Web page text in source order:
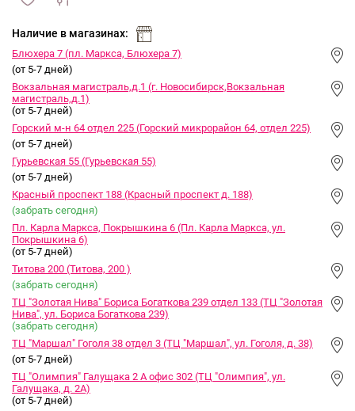
и
Наличие в магазинах:
Блюхера 7 (пл. Маркса, Блюхера 7)
(от 5-7 дней)
Вокзальная магистраль,д.1 (г. Новосибирск,Вокзальная
магистраль,д.1)
(от 5-7 дней)
Горский м-н 64 отдел 225 (Горский микрорайон 64, отдел 225)
(от 5-7 дней)
Гурьевская 55 (Гурьевская 55)
(от 5-7 дней)
Красный проспект 188 (Красный проспект д. 188)
(забрать сегодня)
Пл. Карла Маркса, Покрышкина 6 (Пл. Карла Маркса, ул.
Покрышкина 6)
(от 5-7 дней)
Титова 200 (Титова, 200 )
(забрать сегодня)
ТЦ "Золотая Нива" Бориса Богаткова 239 отдел 133 (ТЦ "Золотая
Нива", ул. Бориса Богаткова 239)
(забрать сегодня)
ТЦ "Маршал" Гоголя 38 отдел 3 (ТЦ "Маршал", ул. Гоголя, д. 38)
(от 5-7 дней)
ТЦ "Олимпия" Галущака 2 А офис 302 (ТЦ "Олимпия", ул.
Галущака, д. 2А)
(от 5-7 дней)